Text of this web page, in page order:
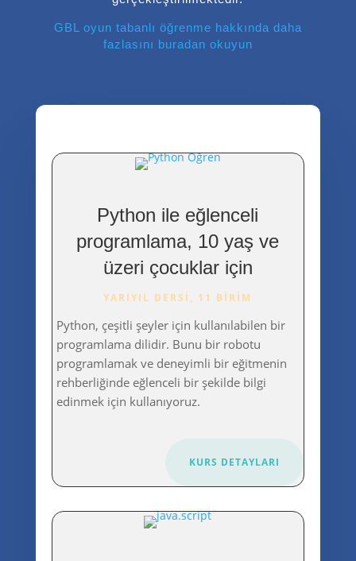
GBL oyun tabanlı öğrenme hakkında daha
fazlasını buradan okuyun
Python ile eğlenceli
programlama, 10 yaş ve
üzeri çocuklar için
YARIYIL DERSI, 11 BIRIM
Python, çeşitli şeyler için kullanılabilen bir
programlama dilidir. Bunu bir robotu
programlamak ve deneyimli bir eğitmenin
rehberliğinde eğlenceli bir şekilde bilgi
edinmek için kullanıyoruz.
KURS DETAYLARI